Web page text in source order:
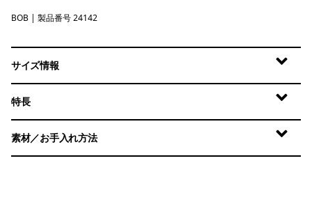
Black w/Black
BOB | 製品番号 24142
サイズ情報
特長
素材／お手入れ方法